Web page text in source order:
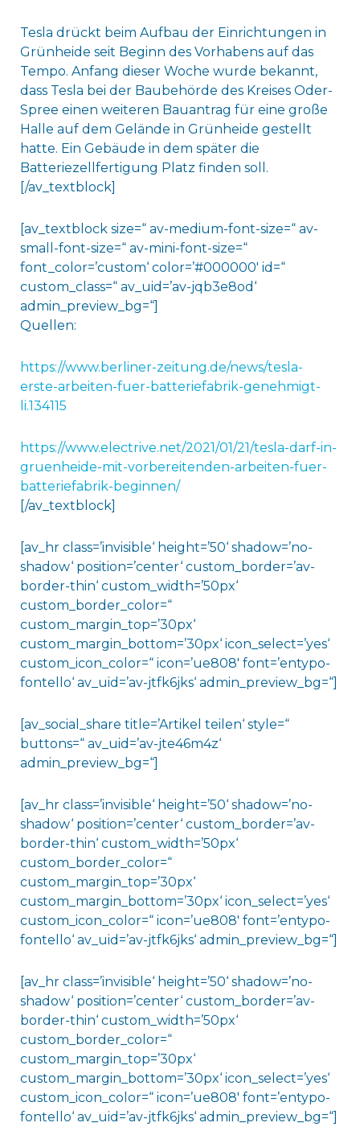
Tesla drückt beim Aufbau der Einrichtungen in
Grünheide seit Beginn des Vorhabens auf das
Tempo. Anfang dieser Woche wurde bekannt,
dass Tesla bei der Baubehörde des Kreises Oder-
Spree einen weiteren Bauantrag für eine große
Halle auf dem Gelände in Grünheide gestellt
hatte. Ein Gebäude in dem später die
Batteriezellfertigung Platz finden soll.
[/av_textblock]
[av_textblock size=“ av-medium-font-size=“ av-
small-font-size=“ av-mini-font-size=“
font_color=’custom‘ color=’#000000′ id=“
custom_class=“ av_uid=’av-jqb3e8od‘
admin_preview_bg=“]
Quellen:
https://www.berliner-zeitung.de/news/tesla-
erste-arbeiten-fuer-batteriefabrik-genehmigt-
li.134115
https://www.electrive.net/2021/01/21/tesla-darf-in-
gruenheide-mit-vorbereitenden-arbeiten-fuer-
batteriefabrik-beginnen/
[/av_textblock]
[av_hr class=’invisible‘ height=’50‘ shadow=’no-
shadow‘ position=’center‘ custom_border=’av-
border-thin‘ custom_width=’50px‘
custom_border_color=“
custom_margin_top=’30px‘
custom_margin_bottom=’30px‘ icon_select=’yes‘
custom_icon_color=“ icon=’ue808′ font=’entypo-
fontello‘ av_uid=’av-jtfk6jks‘ admin_preview_bg=“]
[av_social_share title=’Artikel teilen‘ style=“
buttons=“ av_uid=’av-jte46m4z‘
admin_preview_bg=“]
[av_hr class=’invisible‘ height=’50‘ shadow=’no-
shadow‘ position=’center‘ custom_border=’av-
border-thin‘ custom_width=’50px‘
custom_border_color=“
custom_margin_top=’30px‘
custom_margin_bottom=’30px‘ icon_select=’yes‘
custom_icon_color=“ icon=’ue808′ font=’entypo-
fontello‘ av_uid=’av-jtfk6jks‘ admin_preview_bg=“]
[av_hr class=’invisible‘ height=’50‘ shadow=’no-
shadow‘ position=’center‘ custom_border=’av-
border-thin‘ custom_width=’50px‘
custom_border_color=“
custom_margin_top=’30px‘
custom_margin_bottom=’30px‘ icon_select=’yes‘
custom_icon_color=“ icon=’ue808′ font=’entypo-
fontello‘ av_uid=’av-jtfk6jks‘ admin_preview_bg=“]